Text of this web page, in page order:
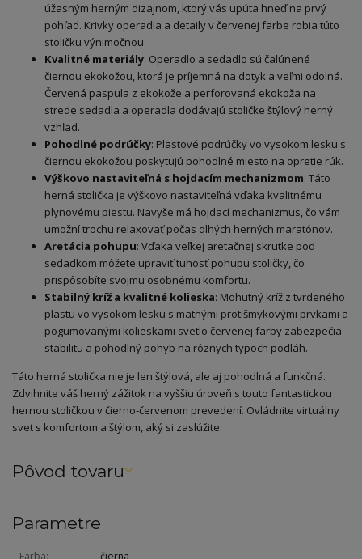
úžasným herným dizajnom, ktorý vás upúta hneď na prvý
pohľad. Krivky operadla a detaily v červenej farbe robia túto
stoličku výnimočnou.
Kvalitné materiály: Operadlo a sedadlo sú čalúnené
čiernou ekokožou, ktorá je príjemná na dotyk a veľmi odolná.
Červená paspula z ekokože a perforovaná ekokoža na
strede sedadla a operadla dodávajú stoličke štýlový herný
vzhľad.
Pohodlné podrúčky: Plastové podrúčky vo vysokom lesku s
čiernou ekokožou poskytujú pohodlné miesto na opretie rúk.
Výškovo nastaviteľná s hojdacím mechanizmom: Táto
herná stolička je výškovo nastaviteľná vďaka kvalitnému
plynovému piestu. Navyše má hojdací mechanizmus, čo vám
umožní trochu relaxovať počas dlhých herných maratónov.
Aretácia pohupu: Vďaka veľkej aretačnej skrutke pod
sedadkom môžete upraviť tuhosť pohupu stoličky, čo
prispôsobíte svojmu osobnému komfortu.
Stabilný kríž a kvalitné kolieska: Mohutný kríž z tvrdeného
plastu vo vysokom lesku s matnými protišmykovými prvkami a
pogumovanými kolieskami svetlo červenej farby zabezpečia
stabilitu a pohodlný pohyb na rôznych typoch podláh.
Táto herná stolička nie je len štýlová, ale aj pohodlná a funkčná.
Zdvihnite váš herný zážitok na vyššiu úroveň s touto fantastickou
hernou stoličkou v čierno-červenom prevedení. Ovládnite virtuálny
svet s komfortom a štýlom, aký si zaslúžite.
Pôvod tovaru
Parametre